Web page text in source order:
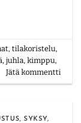
,tilakoristelu,
,juhla,kimppu,
Jätä kommentti
,SYKSY,